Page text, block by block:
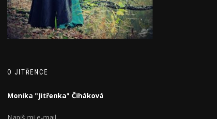
O JITŘENCE
Monika "Jitřenka" Čiháková